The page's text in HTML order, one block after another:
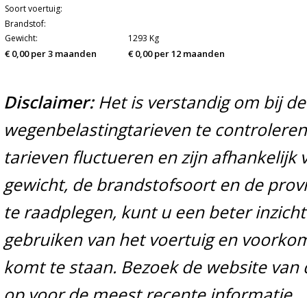
Soort voertuig:
Brandstof:
Gewicht:
1293 Kg
€ 0,00 per 3 maanden € 0,00 per 12 maanden
Disclaimer:Het is verstandig om bij
wegenbelastingtarieven te
tarieven fluctueren en zijn afhankelijk
gewicht, de brandstofsoort en de
te raadplegen, kunt u een beter
gebruiken van het voertuig en
komt te staan. Bezoek de website